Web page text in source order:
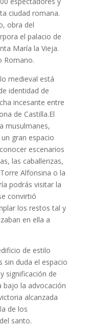
ciudad romana.
obra del
el palacio de
María la Vieja.
Romano.
medieval está
identidad de
incesante entre
de Castilla.El
musulmanes,
gran espacio
escenarios
las caballerizas,
Alfonsina o la
podrás visitar la
convirtió
los restos tal y
en ella a
de estilo
sin duda el espacio
significación de
bajo la advocación
alcanzada
de los
santo.